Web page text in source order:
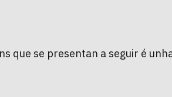
que se presentan a seguir é